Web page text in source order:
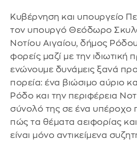
Κυβέρνηση και υπουργείο
τον υπουργό Θεόδωρο
Νοτίου Αιγαίου, δήμος Ρόδου
φορείς μαζί με την ιδιωτική
ενώνουμε δυνάμεις ξανά
πορεία: ένα βιώσιμο αύριο
Ρόδο και την περιφέρεια
σύνολό της σε ένα υπέροχο
πώς τα θέματα αειφορίας
είναι μόνο αντικείμενα